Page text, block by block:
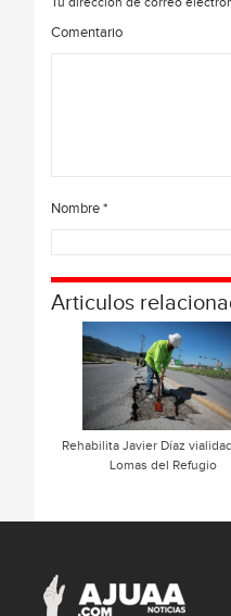
Comentario
Nombre*
Articulos
Rehabilita Javier Díaz
Lomas del Refugio